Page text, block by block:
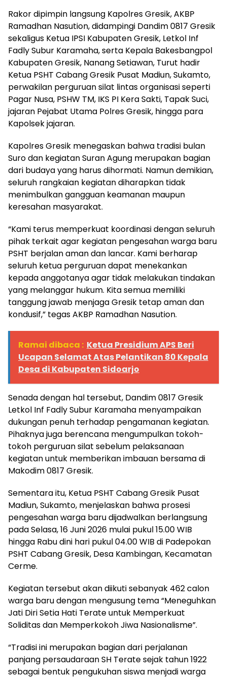
Rakor dipimpin langsung Kapolres Gresik, AKBP
Ramadhan Nasution, didampingi Dandim 0817 Gresik
sekaligus Ketua IPSI Kabupaten Gresik, Letkol Inf
Fadly Subur Karamaha, serta Kepala Bakesbangpol
Kabupaten Gresik, Nanang Setiawan, Turut hadir
Ketua PSHT Cabang Gresik Pusat Madiun, Sukamto,
perwakilan perguruan silat lintas organisasi seperti
Pagar Nusa, PSHW TM, IKS PI Kera Sakti, Tapak Suci,
jajaran Pejabat Utama Polres Gresik, hingga para
Kapolsek jajaran.
Kapolres Gresik menegaskan bahwa tradisi bulan
Suro dan kegiatan Suran Agung merupakan bagian
dari budaya yang harus dihormati. Namun demikian,
seluruh rangkaian kegiatan diharapkan tidak
menimbulkan gangguan keamanan maupun
keresahan masyarakat.
“Kami terus memperkuat koordinasi dengan seluruh
pihak terkait agar kegiatan pengesahan warga baru
PSHT berjalan aman dan lancar. Kami berharap
seluruh ketua perguruan dapat menekankan
kepada anggotanya agar tidak melakukan tindakan
yang melanggar hukum. Kita semua memiliki
tanggung jawab menjaga Gresik tetap aman dan
kondusif,” tegas AKBP Ramadhan Nasution.
Ramai dibaca : Ketua Presidium APS Beri
Ucapan Selamat Atas Pelantikan 80 Kepala
Desa di Kabupaten Sidoarjo
Senada dengan hal tersebut, Dandim 0817 Gresik
Letkol Inf Fadly Subur Karamaha menyampaikan
dukungan penuh terhadap pengamanan kegiatan.
Pihaknya juga berencana mengumpulkan tokoh-
tokoh perguruan silat sebelum pelaksanaan
kegiatan untuk memberikan imbauan bersama di
Makodim 0817 Gresik.
Sementara itu, Ketua PSHT Cabang Gresik Pusat
Madiun, Sukamto, menjelaskan bahwa prosesi
pengesahan warga baru dijadwalkan berlangsung
pada Selasa, 16 Juni 2026 mulai pukul 15.00 WIB
hingga Rabu dini hari pukul 04.00 WIB di Padepokan
PSHT Cabang Gresik, Desa Kambingan, Kecamatan
Cerme.
Kegiatan tersebut akan diikuti sebanyak 462 calon
warga baru dengan mengusung tema “Meneguhkan
Jati Diri Setia Hati Terate untuk Memperkuat
Soliditas dan Memperkokoh Jiwa Nasionalisme”.
“Tradisi ini merupakan bagian dari perjalanan
panjang persaudaraan SH Terate sejak tahun 1922
sebagai bentuk pengukuhan siswa menjadi warga